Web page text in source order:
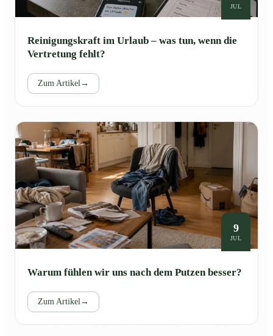
JUL
Reinigungskraft im Urlaub – was tun, wenn die
Vertretung fehlt?
Zum Artikel→
9
JUL
Warum fühlen wir uns nach dem Putzen besser?
Zum Artikel→